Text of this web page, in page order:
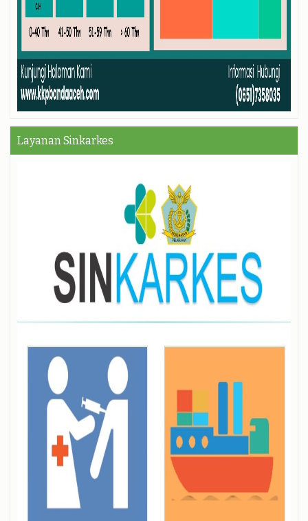
Layanan Sinkarkes